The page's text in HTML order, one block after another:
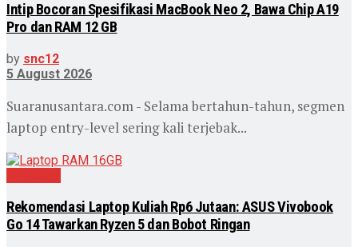
Intip Bocoran Spesifikasi MacBook Neo 2, Bawa Chip A19
Pro dan RAM 12 GB
by snc12
5 August 2026
Suaranusantara.com - Selama bertahun-tahun, segmen
laptop entry-level sering kali terjebak...
Rekomendasi Laptop Kuliah Rp6 Jutaan: ASUS Vivobook
Go 14 Tawarkan Ryzen 5 dan Bobot Ringan